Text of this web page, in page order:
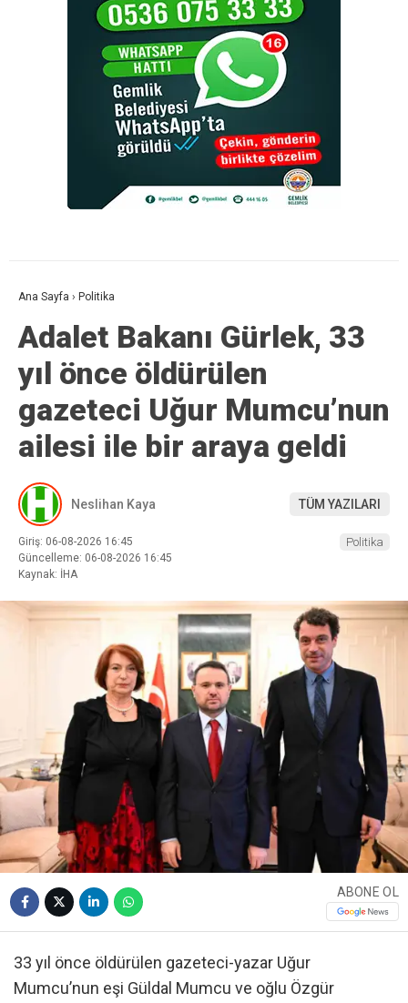
Ana Sayfa › Politika
Adalet Bakanı Gürlek, 33
yıl önce öldürülen
gazeteci Uğur Mumcu’nun
ailesi ile bir araya geldi
Neslihan Kaya TÜM YAZILARI
Giriş: 06-08-2026 16:45
Güncelleme: 06-08-2026 16:45
Kaynak: İHA
Politika
ABONE OL
33 yıl önce öldürülen gazeteci-yazar Uğur
Mumcu’nun eşi Güldal Mumcu ve oğlu Özgür